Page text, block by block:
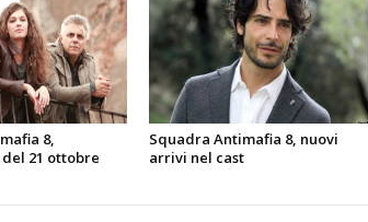
8,
21 ottobre
Squadra Antimafia 8, nuovi
arrivi nel cast